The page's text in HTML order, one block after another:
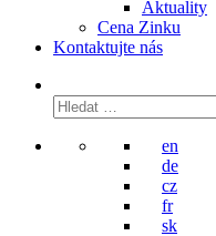
Aktuality
Cena Zinku
Kontaktujte nás
Vyhledávání
en
de
cz
fr
sk